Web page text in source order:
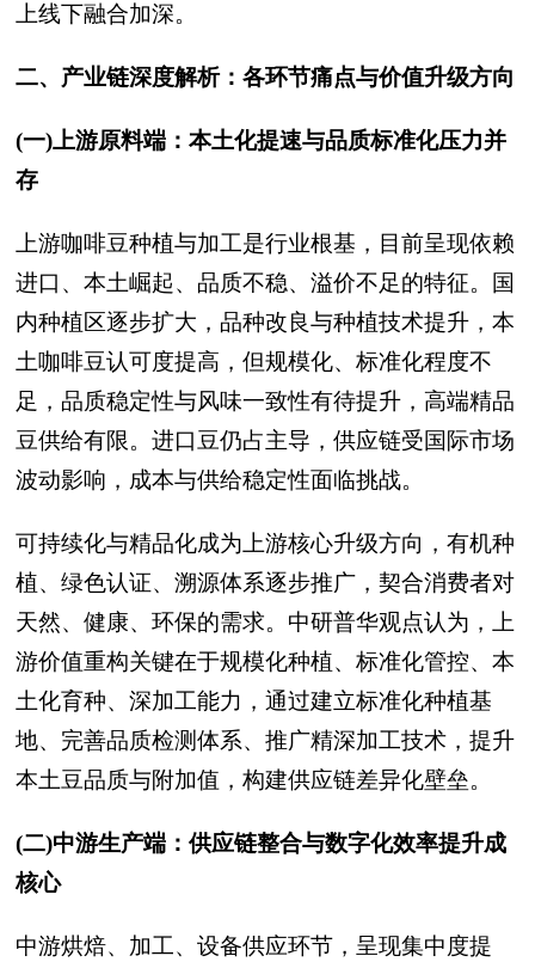
上线下融合加深。
二、产业链深度解析：各环节痛点与价值升级方向
(一)上游原料端：本土化提速与品质标准化压力并
存
上游咖啡豆种植与加工是行业根基，目前呈现依赖
进口、本土崛起、品质不稳、溢价不足的特征。国
内种植区逐步扩大，品种改良与种植技术提升，本
土咖啡豆认可度提高，但规模化、标准化程度不
足，品质稳定性与风味一致性有待提升，高端精品
豆供给有限。进口豆仍占主导，供应链受国际市场
波动影响，成本与供给稳定性面临挑战。
可持续化与精品化成为上游核心升级方向，有机种
植、绿色认证、溯源体系逐步推广，契合消费者对
天然、健康、环保的需求。中研普华观点认为，上
游价值重构关键在于规模化种植、标准化管控、本
土化育种、深加工能力，通过建立标准化种植基
地、完善品质检测体系、推广精深加工技术，提升
本土豆品质与附加值，构建供应链差异化壁垒。
(二)中游生产端：供应链整合与数字化效率提升成
核心
中游烘焙、加工、设备供应环节，呈现集中度提